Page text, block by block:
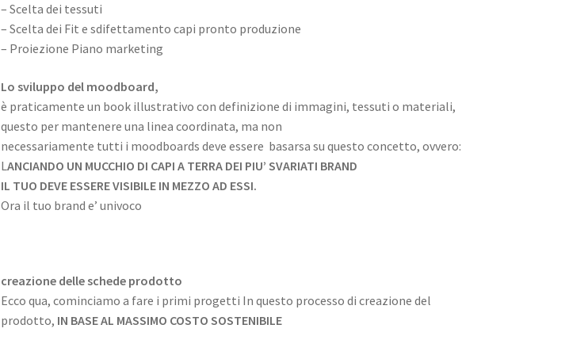
– Scelta dei tessuti
– Scelta dei Fit e sdifettamento capi pronto produzione
– Proiezione Piano marketing
Lo sviluppo del moodboard,
è praticamente un book illustrativo con definizione di immagini, tessuti o materiali,
questo per mantenere una linea coordinata, ma non
necessariamente tutti i moodboards deve essere basarsa su questo concetto, ovvero:
L ANCIANDO UN MUCCHIO DI CAPI A TERRA DEI PIU’ SVARIATI BRAND
IL TUO DEVE ESSERE VISIBILE IN MEZZO AD ESSI.
Ora il tuo brand e’ univoco
creazione delle schede prodotto
Ecco qua, cominciamo a fare i primi progetti In questo processo di creazione del
prodotto, IN BASE AL MASSIMO COSTO SOSTENIBILE